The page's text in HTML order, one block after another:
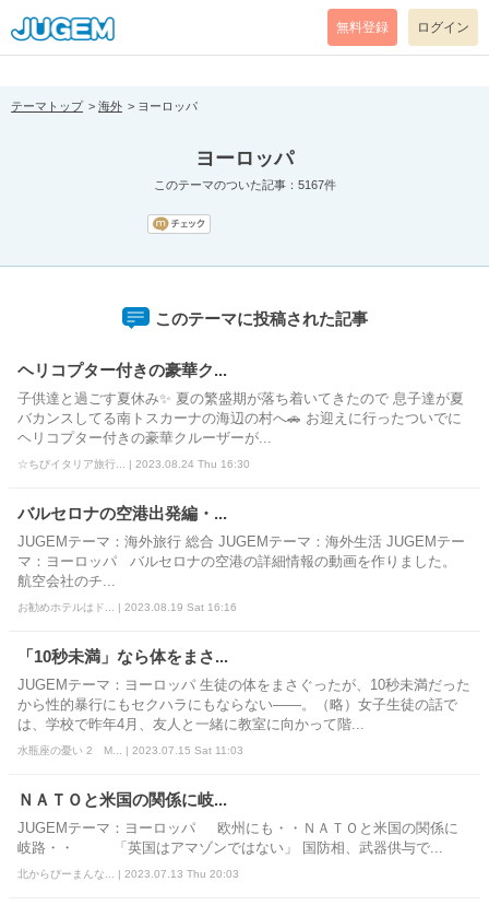
[pear_error: message="Success" code=0 mode=return level=notice
prefix="" info=""]
無料登録 ログイン
テーマトップ 海外 ヨーロッパ
ヨーロッパ
このテーマのついた記事：5167件
このテーマに投稿された記事
ヘリコプター付きの豪華ク...
子供達と過ごす夏休み✨ 夏の繁盛期が落ち着いてきたので 息子達が夏
バカンスしてる南トスカーナの海辺の村へ🚗 お迎えに行ったついでに
ヘリコプター付きの豪華クルーザーが...
☆ちびイタリア旅行... | 2023.08.24 Thu 16:30
バルセロナの空港出発編・...
JUGEMテーマ：海外旅行 総合 JUGEMテーマ：海外生活 JUGEMテー
マ：ヨーロッパ バルセロナの空港の詳細情報の動画を作りました。
航空会社のチ...
お勧めホテルはド... | 2023.08.19 Sat 16:16
「10秒未満」なら体をまさ...
JUGEMテーマ：ヨーロッパ 生徒の体をまさぐったが、10秒未満だった
から性的暴行にもセクハラにもならない――。（略）女子生徒の話で
は、学校で昨年4月、友人と一緒に教室に向かって階...
水瓶座の憂い 2 M... | 2023.07.15 Sat 11:03
ＮＡＴＯと米国の関係に岐...
JUGEMテーマ：ヨーロッパ 欧州にも・・ＮＡＴＯと米国の関係に
岐路・・ 「英国はアマゾンではない」 国防相、武器供与で...
北からぴーまんな... | 2023.07.13 Thu 20:03